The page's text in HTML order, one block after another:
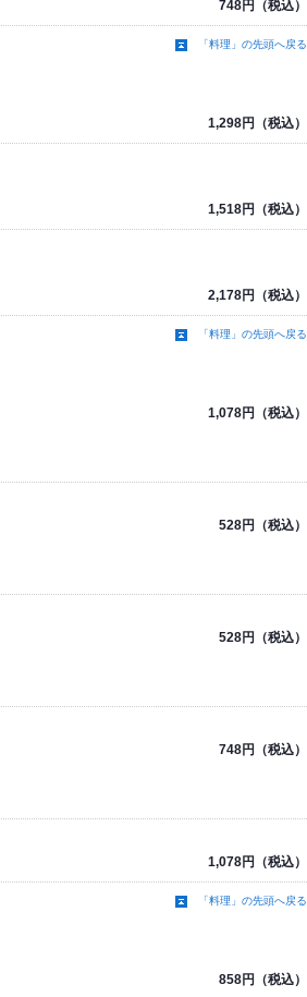
748円（税込）
「料理」の先頭へ戻る
1,298円（税込）
1,518円（税込）
2,178円（税込）
「料理」の先頭へ戻る
1,078円（税込）
528円（税込）
528円（税込）
748円（税込）
1,078円（税込）
「料理」の先頭へ戻る
858円（税込）